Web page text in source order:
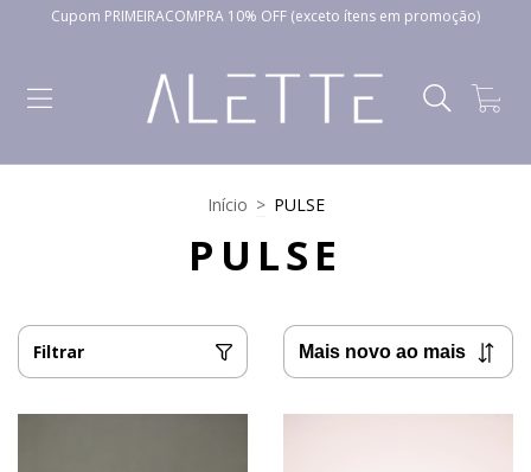
Cupom PRIMEIRACOMPRA 10% OFF (exceto ítens em promoção)
Início > PULSE
PULSE
Filtrar